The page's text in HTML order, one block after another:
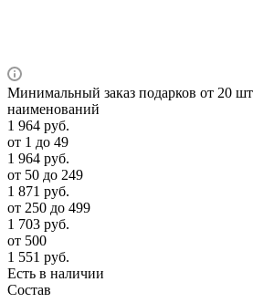
Минимальный заказ подарков от 20
наименований
1 964 руб.
от 1 до 49
1 964 руб.
от 50 до 249
1 871 руб.
от 250 до 499
1 703 руб.
от 500
1 551 руб.
Есть в наличии
Состав